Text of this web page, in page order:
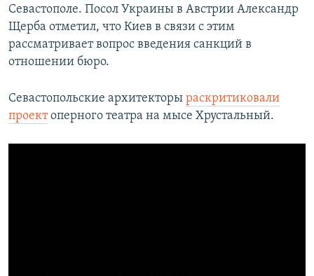
Севастополе. Посол Украины в Австрии Александр
Щерба отметил, что Киев в связи с этим
рассматривает вопрос введения санкций в
отношении бюро.
Севастопольские архитекторы раскритиковали
проектоперного театра на мысе Хрустальный.